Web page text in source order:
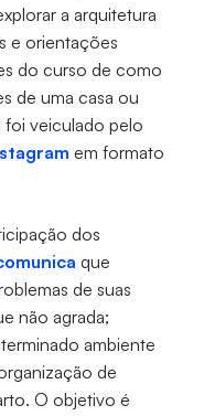
a arquitetura
e orientações
do curso de como
de uma casa ou
veiculado pelo
em formato
dos
que
de suas
não agrada;
ambiente
de
O objetivo é